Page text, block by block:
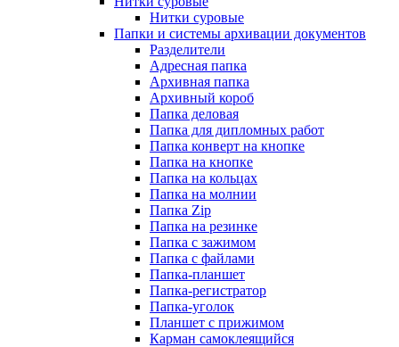
Нитки суровые
Папки и системы архивации документов
Разделители
Адресная папка
Архивная папка
Архивный короб
Папка деловая
Папка для дипломных работ
Папка конверт на кнопке
Папка на кнопке
Папка на кольцах
Папка на молнии
Папка Zip
Папка на резинке
Папка с зажимом
Папка с файлами
Папка-планшет
Папка-регистратор
Папка-уголок
Планшет с прижимом
Карман самоклеящийся